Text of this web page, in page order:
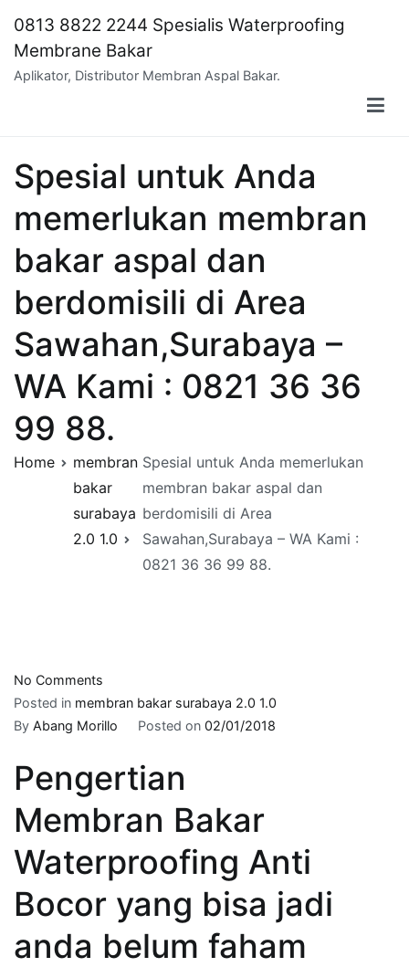
content
0813 8822 2244 Spesialis Waterproofing
Membrane Bakar
Aplikator, Distributor Membran Aspal Bakar.
Spesial untuk Anda
memerlukan membran
bakar aspal dan
berdomisili di Area
Sawahan,Surabaya –
WA Kami : 0821 36 36
99 88.
Home
membran
bakar
surabaya
2.0 1.0
Spesial untuk Anda memerlukan
membran bakar aspal dan
berdomisili di Area
Sawahan,Surabaya – WA Kami :
0821 36 36 99 88.
No Comments
Spesial
untuk
memerlukan
membran
bakar
dan
berdomisili
Area
Sawahan,Surabaya
Posted in membran bakar surabaya 2.0 1.0
By Abang Morillo Posted on 02/01/2018
Pengertian
Membran Bakar
Waterproofing Anti
Bocor yang bisa jadi
anda belum faham